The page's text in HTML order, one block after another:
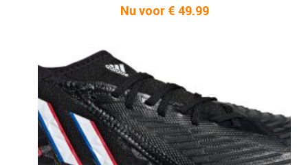
Nu voor € 49.99